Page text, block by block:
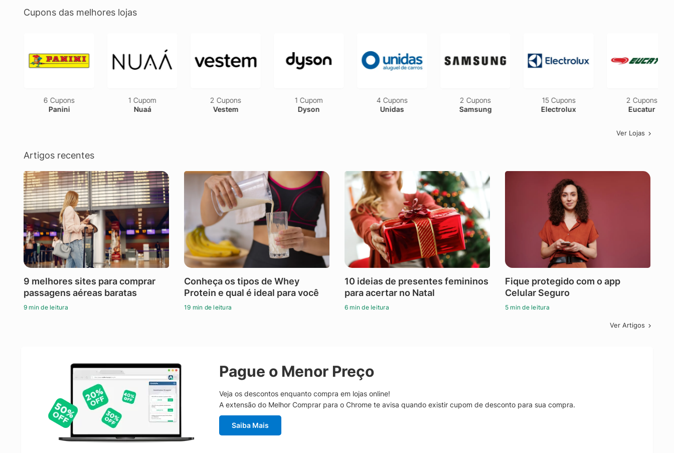
Cupons das melhores lojas
6 Cupons
Panini
1 Cupom
Nuaá
2 Cupons
Vestem
1 Cupom
Dyson
4 Cupons
Unidas
2 Cupons
Samsung
15 Cupons
Electrolux
2 Cupons
Eucatur
Ver Lojas
Artigos recentes
9 melhores sites para comprar
passagens aéreas baratas
9 min de leitura
Conheça os tipos de Whey
Protein e qual é ideal para você
19 min de leitura
10 ideias de presentes femininos
para acertar no Natal
6 min de leitura
Fique protegido com o app
Celular Seguro
5 min de leitura
Ver Artigos
Pague o Menor Preço
Veja os descontos enquanto compra em lojas online!
A extensão do Melhor Comprar para o Chrome te avisa quando existir cupom de desconto para sua compra.
Saiba Mais